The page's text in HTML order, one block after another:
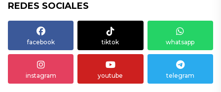
REDES SOCIALES
facebook tiktok whatsapp
instagram youtube telegram